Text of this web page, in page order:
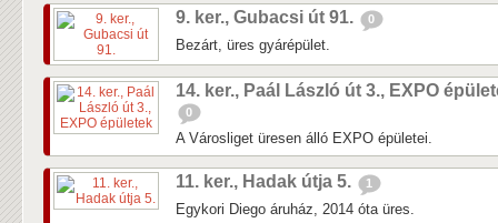
9. ker., Gubacsi út 91. 0
Bezárt, üres gyárépület.
14. ker., Paál László út 3., EXPO
0
A Városliget üresen álló EXPO épületei.
11. ker., Hadak útja 5. 1
Egykori Diego áruház, 2014 óta üres.